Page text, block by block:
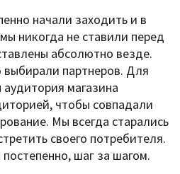
начали заходить и в
никогда не ставили перед
абсолютно везде.
партнеров. Для
магазина
чтобы совпадали
Мы всегда старались
своего потребителя.
шаг за шагом.